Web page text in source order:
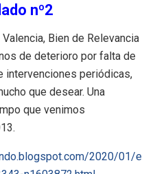
nº2
Bien de Relevancia
de deterioro por falta de
intervenciones periódicas,
que desear. Una
que venimos
2020/01/e